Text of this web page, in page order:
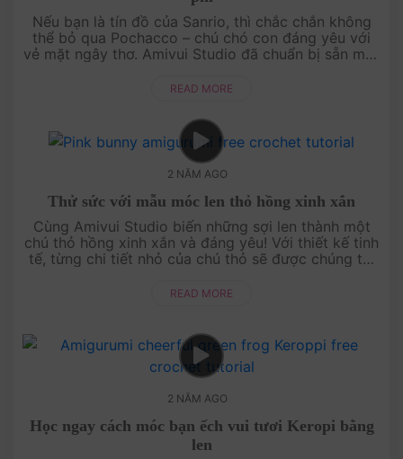
Nếu bạn là tín đồ của Sanrio, thì chắc chắn không
thể bỏ qua Pochacco – chú chó con đáng yêu với
vẻ mặt ngây thơ. Amivui Studio đã chuẩn bị sẵn một
nhâ....
READ MORE
2 NĂM AGO
Thử sức với mẫu móc len thỏ hồng xinh xắn
Cùng Amivui Studio biến những sợi len thành một
chú thỏ hồng xinh xắn và đáng yêu! Với thiết kế tinh
tế, từng chi tiết nhỏ của chú thỏ sẽ được chúng tôi
hoàn hảo. Chú thỏ ....
READ MORE
2 NĂM AGO
Học ngay cách móc bạn ếch vui tươi Keropi bằng
len